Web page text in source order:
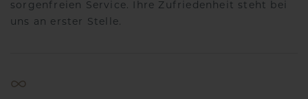
sorgenfreien Service. Ihre Zufriedenheit steht bei
uns an erster Stelle.